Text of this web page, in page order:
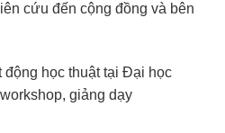
cứu đến cộng đồng và bên
động học thuật tại Đại học
giảng dạy